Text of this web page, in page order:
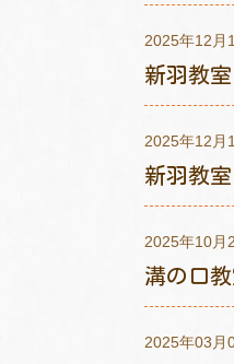
2025年12月
新羽教
2025年12月
新羽教
2025年10月
溝の口
2025年03月